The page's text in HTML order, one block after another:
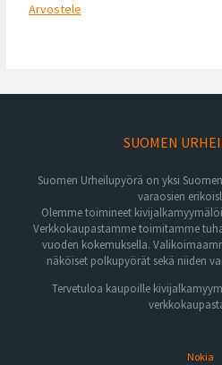
Arvostele
SUOMEN
Suomen Urheilupyörä on yksi
varaosien
Olemme toimineet
Verkkokaupastamme toimitamme
vuoden kokemuksella.
näköiset polkupyörät sekä niiden
Tervetuloa kaupoille
Nokia